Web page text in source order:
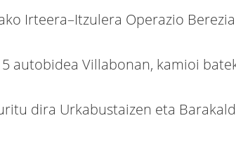
Irteera–Itzulera Operazio
autobidea Villabonan, kamioi
dira Urkabustaizen eta